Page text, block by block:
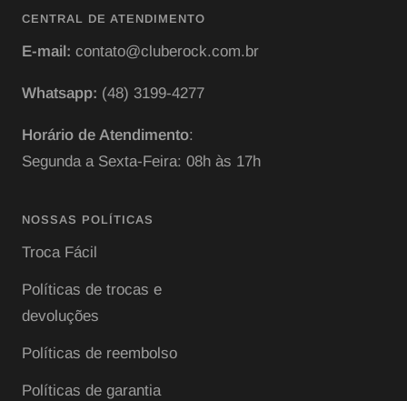
CENTRAL DE ATENDIMENTO
E-mail: contato@cluberock.com.br
Whatsapp: (48) 3199-4277
Horário de Atendimento:
Segunda a Sexta-Feira: 08h às 17h
NOSSAS POLÍTICAS
Troca Fácil
Políticas de trocas e
devoluções
Políticas de reembolso
Políticas de garantia